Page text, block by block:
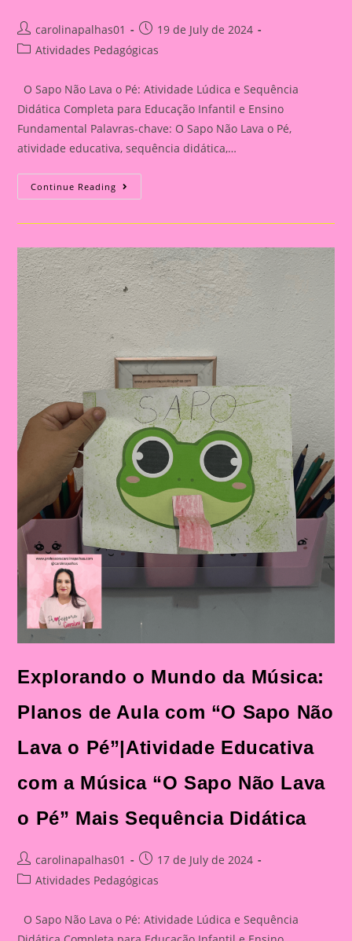
Post
author:
carolinapalhas01
Post
published:
19 de July de 2024
PostAtividades Pedagógicas
O Sapo Não Lava o Pé: Atividade Lúdica e Sequência
Didática Completa para Educação Infantil e Ensino
Fundamental Palavras-chave: O Sapo Não Lava o Pé,
atividade educativa, sequência didática,…
Continue Reading Torne
O
Divertido:
Sapo
Não
Lava
O
Pé”
Nas
Aulas|Atividade
Educativa
Com
A
Música
Sapo
Não
Lava
O
Pé”
Mais
Sequência
Didática
Explorando o Mundo da Música:
Planos de Aula com “O Sapo Não
Lava o Pé”|Atividade Educativa
com a Música “O Sapo Não Lava
o Pé” Mais Sequência Didática
Post
author:
carolinapalhas01
Post
published:
17 de July de 2024
PostAtividades Pedagógicas
O Sapo Não Lava o Pé: Atividade Lúdica e Sequência